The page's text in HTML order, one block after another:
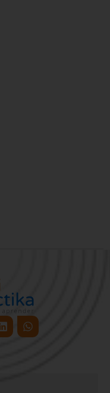
LinkedinWhatsapp